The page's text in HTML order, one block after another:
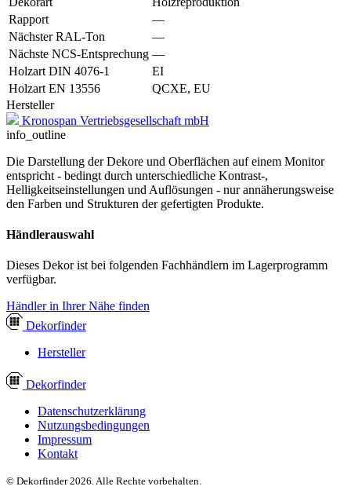
Rapport
—
Nächster RAL-Ton
—
Nächste NCS-Entsprechung —
Holzart DIN 4076-1
EI
Holzart EN 13556
QCXE, EU
Hersteller
Kronospan Vertriebsgesellschaft mbH
info_outline
Die Darstellung der Dekore und Oberflächen auf einem Monitor
entspricht - bedingt durch unterschiedliche Kontrast-,
Helligkeitseinstellungen und Auflösungen - nur annäherungsweise
den Farben und Strukturen der gefertigten Produkte.
Händlerauswahl
Dieses Dekor ist bei folgenden Fachhändlern im Lagerprogramm
verfügbar.
Händler in Ihrer Nähe finden
Dekorfinder
Hersteller
Dekorfinder
Datenschutzerklärung
Nutzungsbedingungen
Impressum
Kontakt
© Dekorfinder 2026. Alle Rechte vorbehalten.